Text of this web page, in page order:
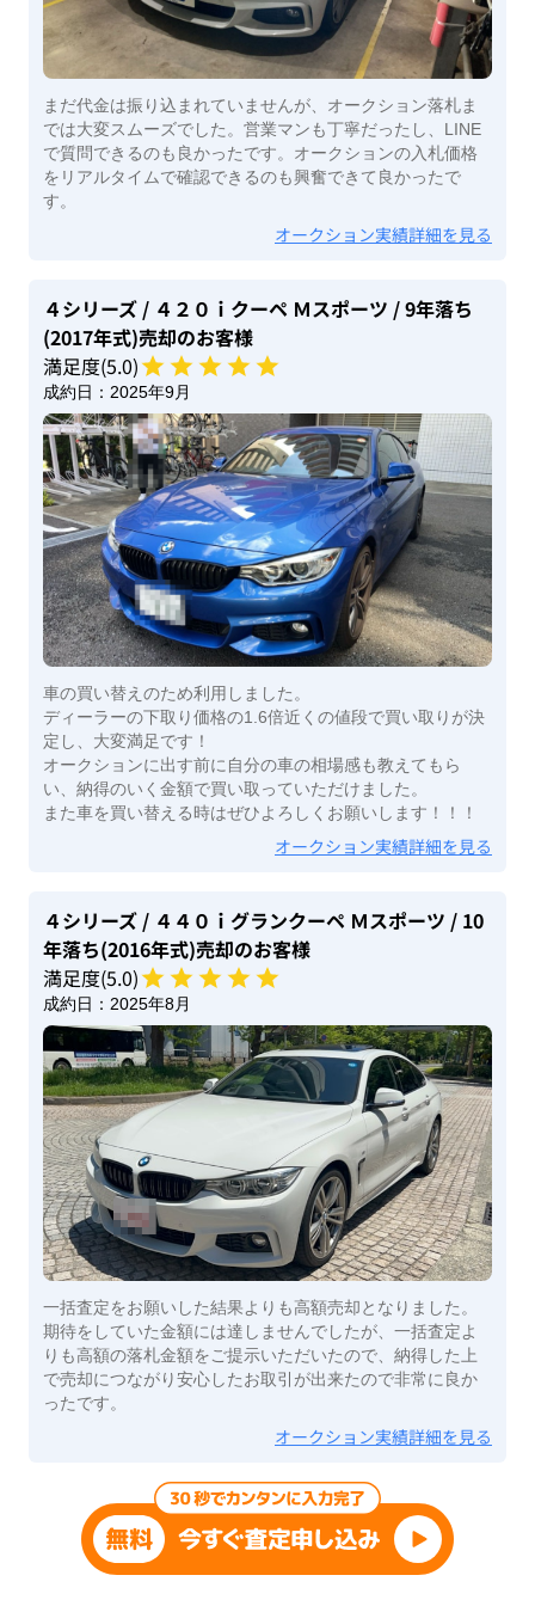
まだ代金は振り込まれていませんが、オークション落札ま
では大変スムーズでした。営業マンも丁寧だったし、LINE
で質問できるのも良かったです。オークションの入札価格
をリアルタイムで確認できるのも興奮できて良かったで
す。
オークション実績詳細を見る
４シリーズ / ４２０ｉクーペ Ｍスポーツ / 9年落ち
(2017年式)売却のお客様
満足度(5.0)
成約日： 2025年9月
車の買い替えのため利用しました。
ディーラーの下取り価格の1.6倍近くの値段で買い取りが決
定し、大変満足です！
オークションに出す前に自分の車の相場感も教えてもら
い、納得のいく金額で買い取っていただけました。
また車を買い替える時はぜひよろしくお願いします！！！
オークション実績詳細を見る
４シリーズ / ４４０ｉグランクーペ Ｍスポーツ / 10
年落ち(2016年式)売却のお客様
満足度(5.0)
成約日： 2025年8月
一括査定をお願いした結果よりも高額売却となりました。
期待をしていた金額には達しませんでしたが、一括査定よ
りも高額の落札金額をご提示いただいたので、納得した上
で売却につながり安心したお取引が出来たので非常に良か
ったです。
オークション実績詳細を見る